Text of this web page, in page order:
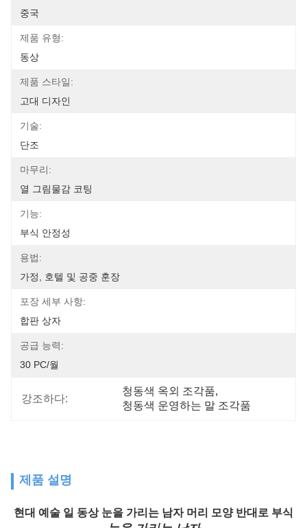
중국
제품 유형:
동상
제품 스타일:
고대 디자인
기술:
단조
마무리:
열 그림물감 코팅
기능:
부식 안정성
용법:
가정, 호텔 및 공중 훈장
포장 세부 사항:
합판 상자
공급 능력:
30 PC/월
강조하다:
청동색 옥외 조각품,
청동색 운영하는 말 조각품
제품 설명
현대 예술 일 동상 눈을 가리는 남자 머리 모양 반대로 부식